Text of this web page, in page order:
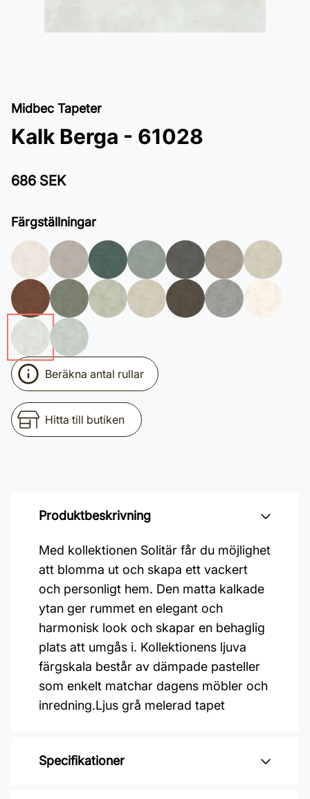
Midbec Tapeter
Kalk Berga - 61028
686 SEK
Färgställningar
Beräkna antal rullar
Hitta till butiken
Produktbeskrivning
Med kollektionen Solitär får du möjlighet
att blomma ut och skapa ett vackert
och personligt hem. Den matta kalkade
ytan ger rummet en elegant och
harmonisk look och skapar en behaglig
plats att umgås i. Kollektionens ljuva
färgskala består av dämpade pasteller
som enkelt matchar dagens möbler och
inredning.Ljus grå melerad tapet
Specifikationer